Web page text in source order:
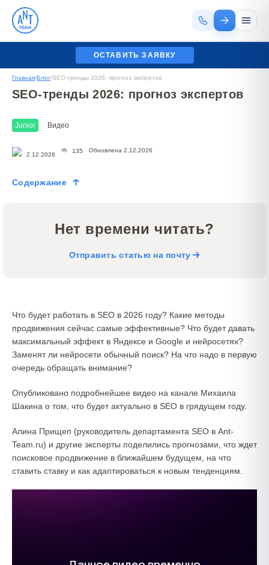
ОСТАВИТЬ ЗАЯВКУ
Главная/Блог/SEO-тренды 2026: прогноз экспертов
SEO-тренды 2026: прогноз экспертов
Junior Видео
2.12.2026
135 Обновлена 2.12.2026
Содержание
Нет времени читать?
Отправить статью на почту
Что будет работать в SEO в 2026 году? Какие методы
продвижения сейчас самые эффективные? Что будет давать
максимальный эффект в Яндексе и Google и нейросетях?
Заменят ли нейросети обычный поиск? На что надо в первую
очередь обращать внимание?
Опубликовано подробнейшее видео на канале Михаила
Шакина о том, что будет актуально в SEO в грядущем году.
Алина Прищеп (руководитель департамента SEO в Ant-
Team.ru) и другие эксперты поделились прогнозами, что ждет
поисковое продвижение в ближайшем будущем, на что
ставить ставку и как адаптироваться к новым тенденциям.